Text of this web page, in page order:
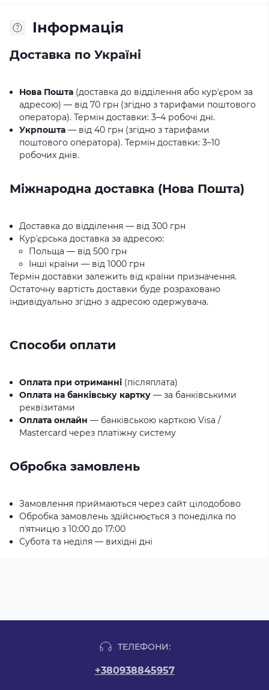
Iнформація
Доставка по Україні
Нова Пошта (доставка до відділення або курʼєром за
адресою) — від 70 грн (згідно з тарифами поштового
оператора). Термін доставки: 3–4 робочі дні.
Укрпошта — від 40 грн (згідно з тарифами
поштового оператора). Термін доставки: 3–10
робочих днів.
Міжнародна доставка (Нова Пошта)
Доставка до відділення — від 300 грн
Курʼєрська доставка за адресою:
Польща — від 500 грн
Інші країни — від 1000 грн
Термін доставки залежить від країни призначення.
Остаточну вартість доставки буде розраховано
індивідуально згідно з адресою одержувача.
Способи оплати
Оплата при отриманні (післяплата)
Оплата на банківську картку — за банківськими
реквізитами
Оплата онлайн — банківською карткою Visa /
Mastercard через платіжну систему
Обробка замовлень
Замовлення приймаються через сайт цілодобово
Обробка замовлень здійснюється з понеділка по
пʼятницю з 10:00 до 17:00
Субота та неділя — вихідні дні
ТЕЛЕФОНИ:
+380938845957